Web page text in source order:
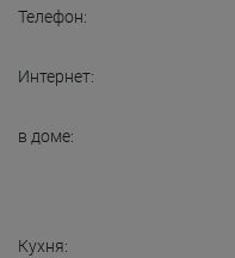
Телефон:
Интернет:
в доме:
Кухня: